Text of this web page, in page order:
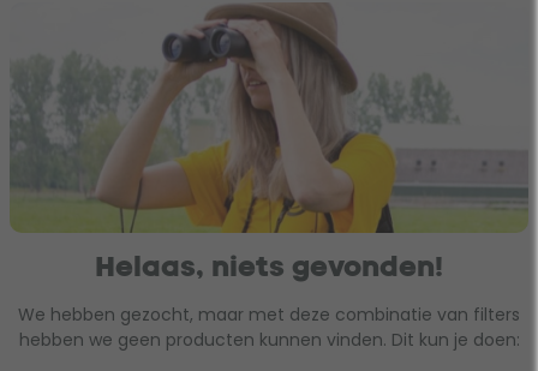
Helaas, niets gevonden!
We hebben gezocht, maar met deze combinatie van filters
hebben we geen producten kunnen vinden. Dit kun je doen: